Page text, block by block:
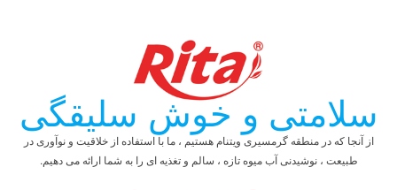
سلامتی و خوش سلیقگی
از آنجا که در منطقه گرمسیری ویتنام هستیم ، ما با استفاده از خلاقیت و نوآوری در
طبیعت ، نوشیدنی آب میوه تازه ، سالم و تغذیه ای را به شما ارائه می دهیم.